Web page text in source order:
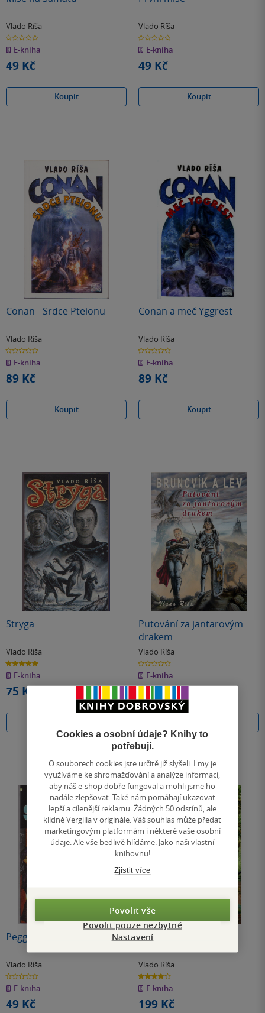
Vlado Ríša
0.0
z
5
hvězdiček
E-kniha
49 Kč
Koupit
Vlado Ríša
0.0
z
5
hvězdiček
E-kniha
49 Kč
Koupit
Conan - Srdce Pteionu
Vlado Ríša
0.0
z
5
hvězdiček
E-kniha
89 Kč
Koupit
Conan a meč Yggrest
Vlado Ríša
0.0
z
5
hvězdiček
E-kniha
89 Kč
Koupit
Stryga
Vlado Ríša
5.0
z
5
hvězdiček
E-kniha
75 Kč
Putování za jantarovým
drakem
Vlado Ríša
0.0
z
5
hvězdiček
E-kniha
Peggy v nesnázích
Vlado Ríša
0.0
z
5
hvězdiček
E-kniha
49 Kč
Únos
Vlado Ríša
3.7
z
5
hvězdiček
E-kniha
199 Kč
Cookies a osobní údaje? Knihy to
potřebují.
O souborech cookies jste určitě již slyšeli. I my je
využíváme ke shromažďování a analýze informací,
aby náš e-shop dobře fungoval a mohli jsme ho
nadále zlepšovat. Také nám pomáhají ukazovat
lepší a cílenější reklamu. Žádných 50 odstínů, ale
klidně Vergilia v originále. Váš souhlas může předat
marketingovým platformám i některé vaše osobní
údaje. Ale vše bedlivě hlídáme. Jako naši vlastní
knihovnu!
Zjistit více
Povolit vše
Povolit pouze nezbytné
Nastavení